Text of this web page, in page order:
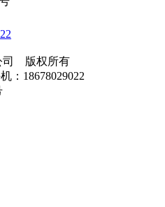
司 版权所有
：18678029022